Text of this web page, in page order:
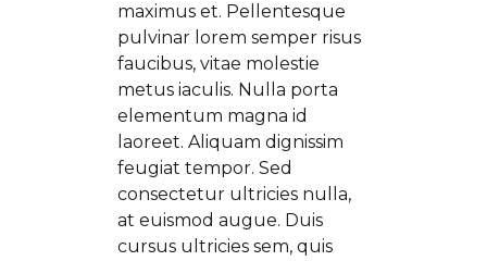
maximus et. Pellentesque
pulvinar lorem semper risus
faucibus, vitae molestie
metus iaculis. Nulla porta
elementum magna id
laoreet. Aliquam dignissim
feugiat tempor. Sed
consectetur ultricies nulla,
at euismod augue. Duis
cursus ultricies sem, quis